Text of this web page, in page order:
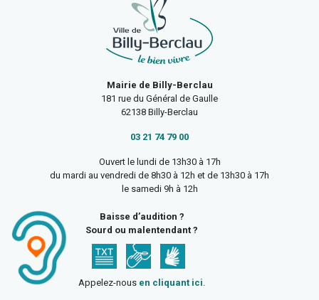
Mairie de Billy-Berclau
181 rue du Général de Gaulle
62138 Billy-Berclau
03 21 74 79 00
Ouvert le lundi de 13h30 à 17h
du mardi au vendredi de 8h30 à 12h et de 13h30 à 17h
le samedi 9h à 12h
Baisse d’audition ?
Sourd ou malentendant ?
Appelez-nous en cliquant ici